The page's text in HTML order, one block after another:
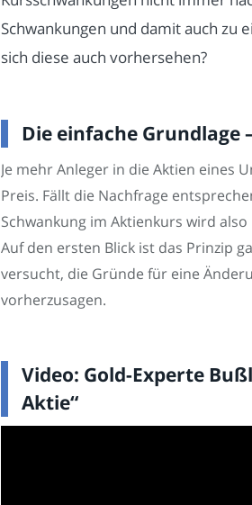
Schwankungen und damit auch zu
sich diese auch vorhersehen?
Die einfache Grundlage
Je mehr Anleger in die Aktien eines
Preis. Fällt die Nachfrage
Schwankung im Aktienkurs wird
Auf den ersten Blick ist das Prinzip
versucht, die Gründe für eine
vorherzusagen.
Video: Gold-Experte
Aktie“